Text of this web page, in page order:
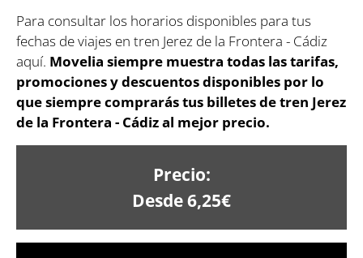
Para consultar los horarios disponibles para tus
fechas de viajes en tren Jerez de la Frontera - Cádiz
aquí. Movelia siempre muestra todas las tarifas,
promociones y descuentos disponibles por lo
que siempre comprarás tus billetes de tren Jerez
de la Frontera - Cádiz al mejor precio.
Precio:
Desde 6,25€